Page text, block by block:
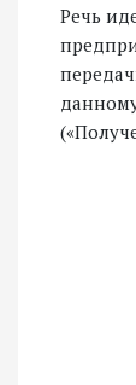
Речь